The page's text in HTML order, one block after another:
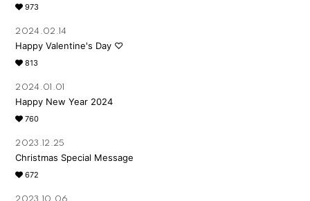
973
2024.02.14
Happy Valentine's Day ♡
813
2024.01.01
Happy New Year 2024
760
2023.12.25
Christmas Special Message
672